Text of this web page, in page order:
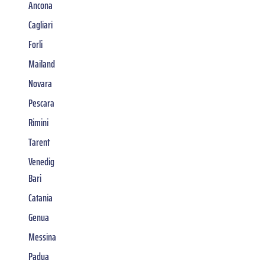
Ancona
Cagliari
Forli
Mailand
Novara
Pescara
Rimini
Tarent
Venedig
Bari
Catania
Genua
Messina
Padua